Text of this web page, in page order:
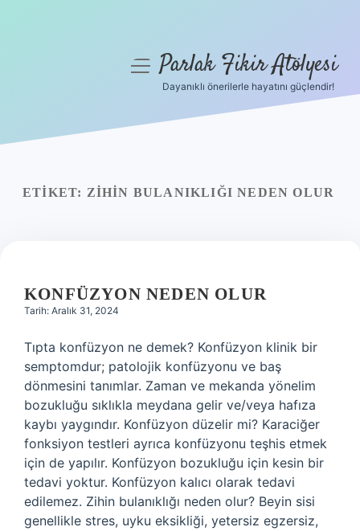
Yasal Uyarı
menüyüParlak Fikir Atölyesi
Dayanıklı önerilerle hayatını güçlendir!
ETIKET: ZIHIN BULANIKLIĞI NEDEN OLUR
KONFÜZYON NEDEN OLUR
Tarih: Aralık 31, 2024
Tıpta konfüzyon ne demek? Konfüzyon klinik bir
semptomdur; patolojik konfüzyonu ve baş
dönmesini tanımlar. Zaman ve mekanda yönelim
bozukluğu sıklıkla meydana gelir ve/veya hafıza
kaybı yaygındır. Konfüzyon düzelir mi? Karaciğer
fonksiyon testleri ayrıca konfüzyonu teşhis etmek
için de yapılır. Konfüzyon bozukluğu için kesin bir
tedavi yoktur. Konfüzyon kalıcı olarak tedavi
edilemez. Zihin bulanıklığı neden olur? Beyin sisi
genellikle stres, uyku eksikliği, yetersiz egzersiz,